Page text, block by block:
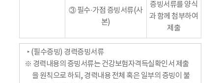
③ 필수·가점 증빙서류(사
본)
증빙서류를 양식
과 함께 첨부하여
제출
‣ (필수증빙) 경력증빙서류
※ 경력내용의 증빙서류는 건강보험자격득실확인서 제출
을 원칙으로 하되, 경력내용 전체 혹은 일부의 증빙이 불